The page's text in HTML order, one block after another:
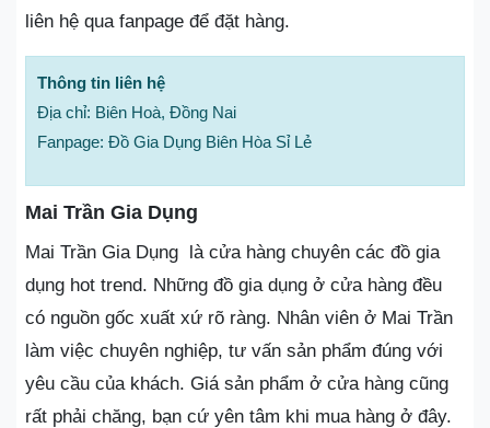
liên hệ qua fanpage để đặt hàng.
Thông tin liên hệ
Địa chỉ: Biên Hoà, Đồng Nai
Fanpage: Đồ Gia Dụng Biên Hòa Sỉ Lẻ
Mai Trần Gia Dụng
Mai Trần Gia Dụng là cửa hàng chuyên các đồ gia
dụng hot trend. Những đồ gia dụng ở cửa hàng đều
có nguồn gốc xuất xứ rõ ràng. Nhân viên ở Mai Trần
làm việc chuyên nghiệp, tư vấn sản phẩm đúng với
yêu cầu của khách. Giá sản phẩm ở cửa hàng cũng
rất phải chăng, bạn cứ yên tâm khi mua hàng ở đây.